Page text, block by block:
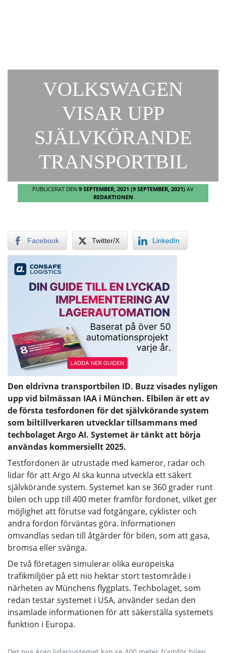
VOLKSWAGEN
VISAR UPP
SJÄLVKÖRANDE
TRANSPORTBIL
PUBLICERAT DEN 9 SEPTEMBER, 2021 (9 SEPTEMBER, 2021) AV
REDAKTIONEN
Facebook Twitter/X LinkedIn
Den eldrivna transportbilen ID. Buzz visades nyligen
upp vid bilmässan IAA i München. Elbilen är ett av
de första tesfordonen för det självkörande system
som biltillverkaren utvecklar tillsammans med
techbolaget Argo AI. Systemet är tänkt att börja
användas kommersiellt 2025.
Testfordonen är utrustade med kameror, radar och
lidar för att Argo AI ska kunna utveckla ett säkert
självkörande system. Systemet kan se 360 grader runt
bilen och upp till 400 meter framför fordonet, vilket ger
möjlighet att förutse vad fotgängare, cyklister och
andra fordon förväntas göra. Informationen
omvandlas sedan till åtgärder för bilen, som att gasa,
bromsa eller svänga.
De två företagen simulerar olika europeiska
trafikmiljöer på ett nio hektar stort testområde i
närheten av Münchens flygplats. Techbolaget, som
redan testar systemet i USA, använder sedan den
insamlade informationen för att säkerställa systemets
funktion i Europa.